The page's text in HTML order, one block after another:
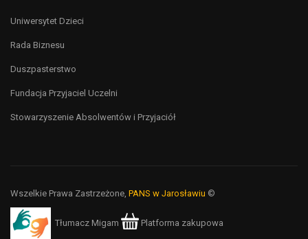
Uniwersytet Dzieci
Rada Biznesu
Duszpasterstwo
Fundacja Przyjaciel Uczelni
Stowarzyszenie Absolwentów i Przyjaciół
Wszelkie Prawa Zastrzeżone, PANS w Jarosławiu ©
Tłumacz Migam Platforma zakupowa